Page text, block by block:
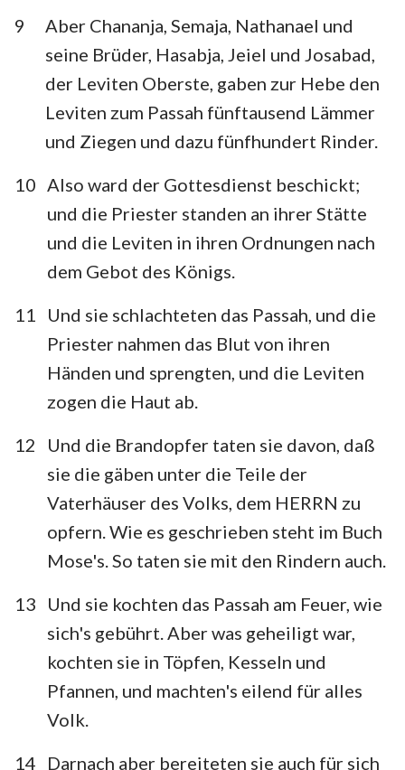
9
Aber Chananja, Semaja, Nathanael und
seine Brüder, Hasabja, Jeiel und Josabad,
der Leviten Oberste, gaben zur Hebe den
Leviten zum Passah fünftausend Lämmer
und Ziegen und dazu fünfhundert Rinder.
10 Also ward der Gottesdienst beschickt;
und die Priester standen an ihrer Stätte
und die Leviten in ihren Ordnungen nach
dem Gebot des Königs.
11
Und sie schlachteten das Passah, und die
Priester nahmen das Blut von ihren
Händen und sprengten, und die Leviten
zogen die Haut ab.
12
Und die Brandopfer taten sie davon, daß
sie die gäben unter die Teile der
Vaterhäuser des Volks, dem HERRN zu
opfern. Wie es geschrieben steht im Buch
Mose's. So taten sie mit den Rindern auch.
13
Und sie kochten das Passah am Feuer, wie
sich's gebührt. Aber was geheiligt war,
kochten sie in Töpfen, Kesseln und
Pfannen, und machten's eilend für alles
Volk.
14
Darnach aber bereiteten sie auch für sich